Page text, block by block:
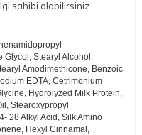
sahibi olabilirsiniz.
Stearyl Alcohol,
Amodimethicone, Benzoic
EDTA, Cetrimonium
Hydrolyzed Milk Protein,
Stearoxypropyl
28 Alkyl Acid, Silk Amino
Hexyl Cinnamal,